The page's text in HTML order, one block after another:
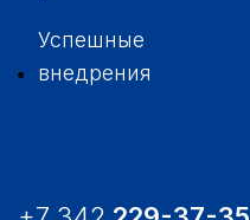
Успешные
внедрения